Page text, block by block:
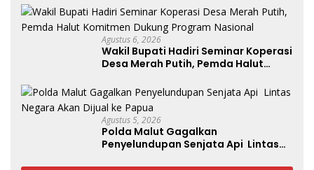
Wawasan di Webinar MGEI-SC UNG
Agustus 6, 2026
Wakil Bupati Hadiri Seminar Koperasi
Desa Merah Putih, Pemda Halut
Nasional
Agustus 5, 2026
Polda Malut Gagalkan
Penyelundupan Senjata Api Lintas